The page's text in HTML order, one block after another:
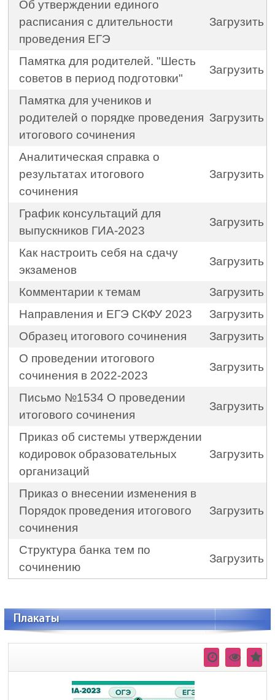
Об утверждении единого
расписания с длительности
проведения ЕГЭ
Загрузить
Памятка для родителей. "Шесть
советов в период подготовки"
Загрузить
Памятка для учеников и
родителей о порядке проведения
итогового сочинения
Загрузить
Аналитическая справка о
результатах итогового
сочинения
Загрузить
График консультаций для
выпускников ГИА-2023
Загрузить
Как настроить себя на сдачу
экзаменов
Загрузить
Комментарии к темам
Загрузить
Направления и ЕГЭ СКФУ 2023
Загрузить
Образец итогового сочинения
Загрузить
О проведении итогового
сочинения в 2022-2023
Загрузить
Письмо №1534 О проведении
итогового сочинения
Загрузить
Приказ об системы утверждении
кодировок образовательных
организаций
Загрузить
Приказ о внесении изменения в
Порядок проведения итогового
сочинения
Загрузить
Структура банка тем по
сочинению
Загрузить
Плакаты